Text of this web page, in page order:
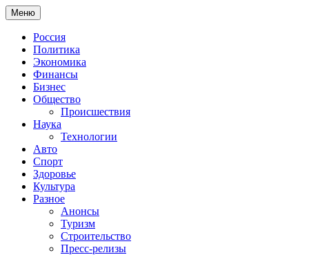
Меню
Россия
Политика
Экономика
Финансы
Бизнес
Общество
Происшествия
Наука
Технологии
Авто
Спорт
Здоровье
Культура
Разное
Анонсы
Туризм
Строительство
Пресс-релизы